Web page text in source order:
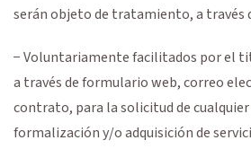
serán objeto de tratamiento, a través
− Voluntariamente facilitados por el
a través de formulario web, correo
contrato, para la solicitud de
formalización y/o adquisición de